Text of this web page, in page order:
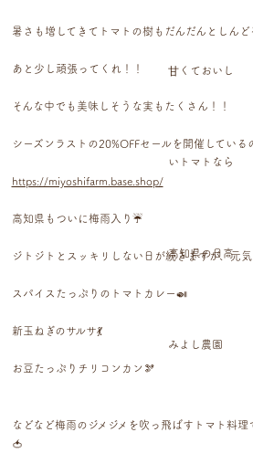
暑さも増してきてトマトの樹もだんだんとしんど
あと少し頑張ってくれ！！
そんな中でも美味しそうな実もたくさん！！
シーズンラストの20%OFFセールを開催してい
https://miyoshifarm.base.shop/
高知県もついに梅雨入り☔️
ジトジトとスッキリしない日が続きますが、元気
スパイスたっぷりのトマトカレー🍛
新玉ねぎのサルサ💃
お豆たっぷりチリコンカン🫘
などなど梅雨のジメジメを吹っ飛ばすトマト料
🍅